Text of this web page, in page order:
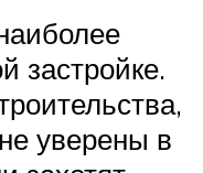
застройке.
уверены в